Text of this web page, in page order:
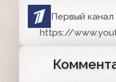
Первый канал
https://